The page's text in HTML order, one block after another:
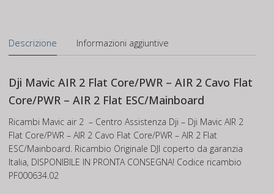
Descrizione Informazioni aggiuntive
Dji Mavic AIR 2 Flat Core/PWR – AIR 2 Cavo Flat
Core/PWR – AIR 2 Flat ESC/Mainboard
Ricambi Mavic air 2 – Centro Assistenza Dji – Dji Mavic AIR 2
Flat Core/PWR – AIR 2 Cavo Flat Core/PWR – AIR 2 Flat
ESC/Mainboard. Ricambio Originale DJI coperto da garanzia
Italia, DISPONIBILE IN PRONTA CONSEGNA! Codice ricambio
PF000634.02